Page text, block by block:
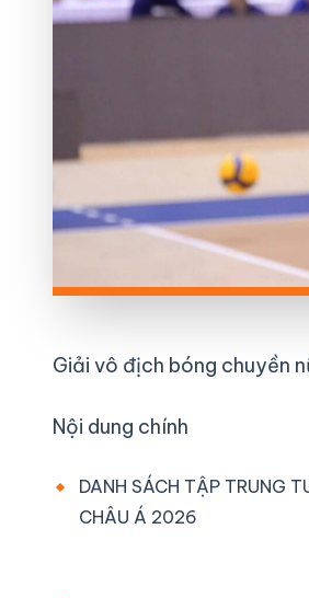
Giải vô địch bóng chuyền
Nội dung chính
DANH SÁCH TẬP TRUNG
CHÂU Á 2026